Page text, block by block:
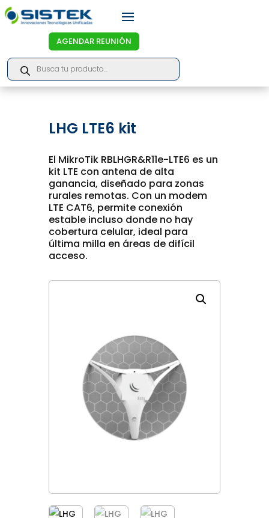
AGENDAR REUNIÓN
Products
search
LHG LTE6 kit
El MikroTik RBLHGR&R11e-LTE6 es un
kit LTE con antena de alta
ganancia, diseñado para zonas
rurales remotas. Con un modem
LTE CAT6, permite conexión
estable incluso donde no hay
cobertura celular, ideal para
última milla en áreas de difícil
acceso.